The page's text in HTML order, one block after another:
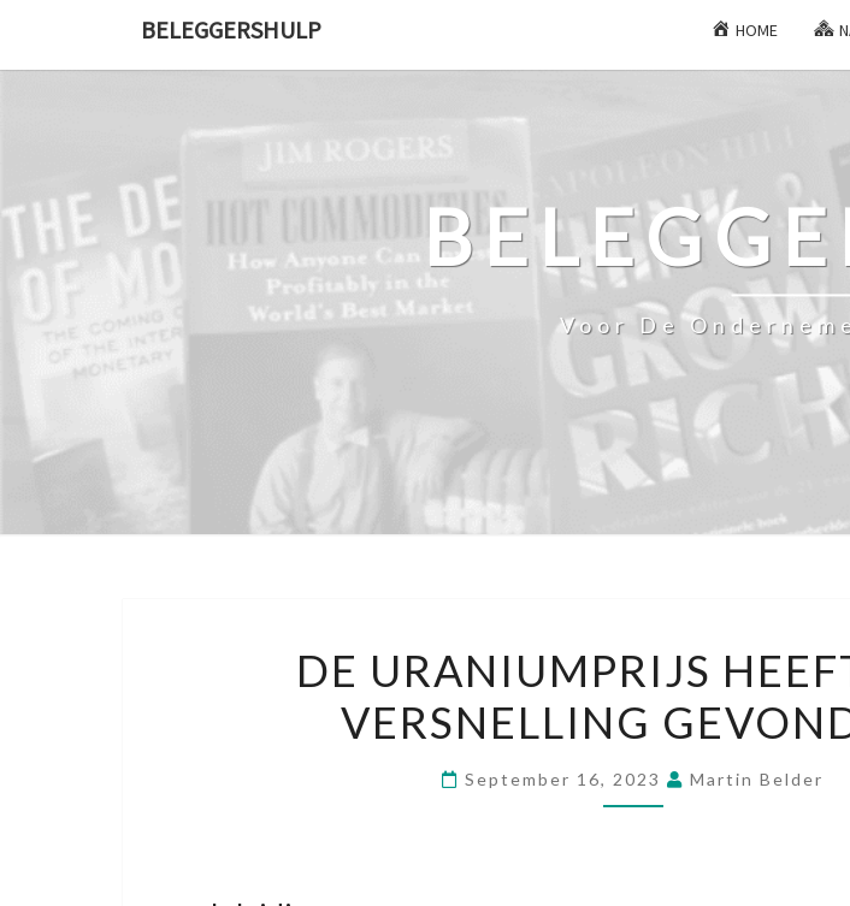
BELEGGERSHULP HOME
Voor De
URANIUMPRIJS
HEEFT
EEN
VERSNELLING
DE URANIUMPRIJS
VERSNELLING
September 16, 2023 Martin Belder